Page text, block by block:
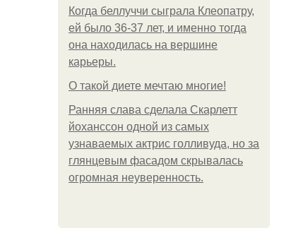
Когда беллуччи сыграла Клеопатру,
ей было 36-37 лет, и именно тогда
она находилась на вершине
карьеры.
О такой диете мечтаю многие!
Ранняя слава сделала Скарлетт
йоханссон одной из самых
узнаваемых актрис голливуда, но за
глянцевым фасадом скрывалась
огромная неуверенность.